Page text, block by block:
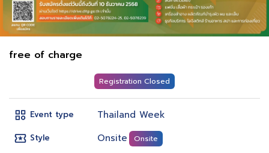
free of charge
Registration Closed
Event type Thailand Week
Style Onsite Onsite